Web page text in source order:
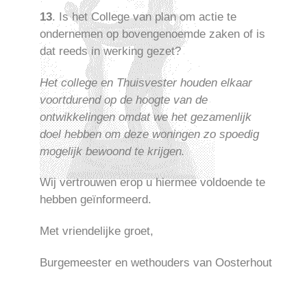
13. Is het College van plan om actie te
ondernemen op bovengenoemde zaken of is
dat reeds in werking gezet?
Het college en Thuisvester houden elkaar
voortdurend op de hoogte van de
ontwikkelingen omdat we het gezamenlijk
doel hebben om deze woningen zo spoedig
mogelijk bewoond te krijgen.
Wij vertrouwen erop u hiermee voldoende te
hebben geïnformeerd.
Met vriendelijke groet,
Burgemeester en wethouders van Oosterhout